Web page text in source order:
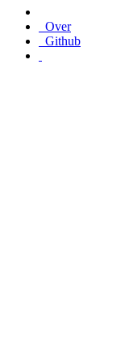
Over
Github